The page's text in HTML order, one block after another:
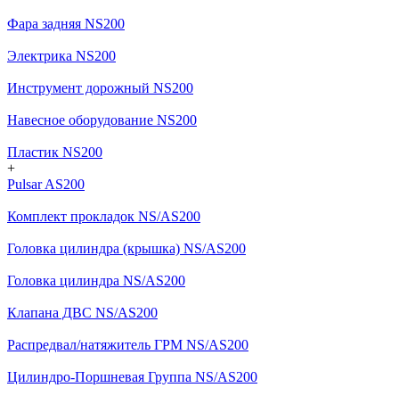
Фара задняя NS200
Электрика NS200
Инструмент дорожный NS200
Навесное оборудование NS200
Пластик NS200
+
Pulsar AS200
Комплект прокладок NS/AS200
Головка цилиндра (крышка) NS/AS200
Головка цилиндра NS/AS200
Клапана ДВС NS/AS200
Распредвал/натяжитель ГРМ NS/AS200
Цилиндро-Поршневая Группа NS/AS200